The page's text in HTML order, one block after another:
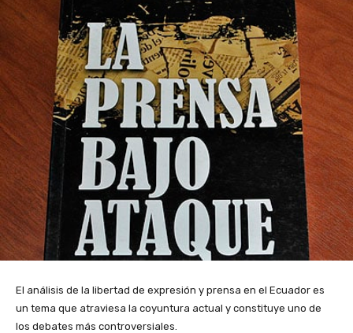
El análisis de la libertad de expresión y prensa en el Ecuador es
un tema que atraviesa la coyuntura actual y constituye uno de
los debates más controversiales.